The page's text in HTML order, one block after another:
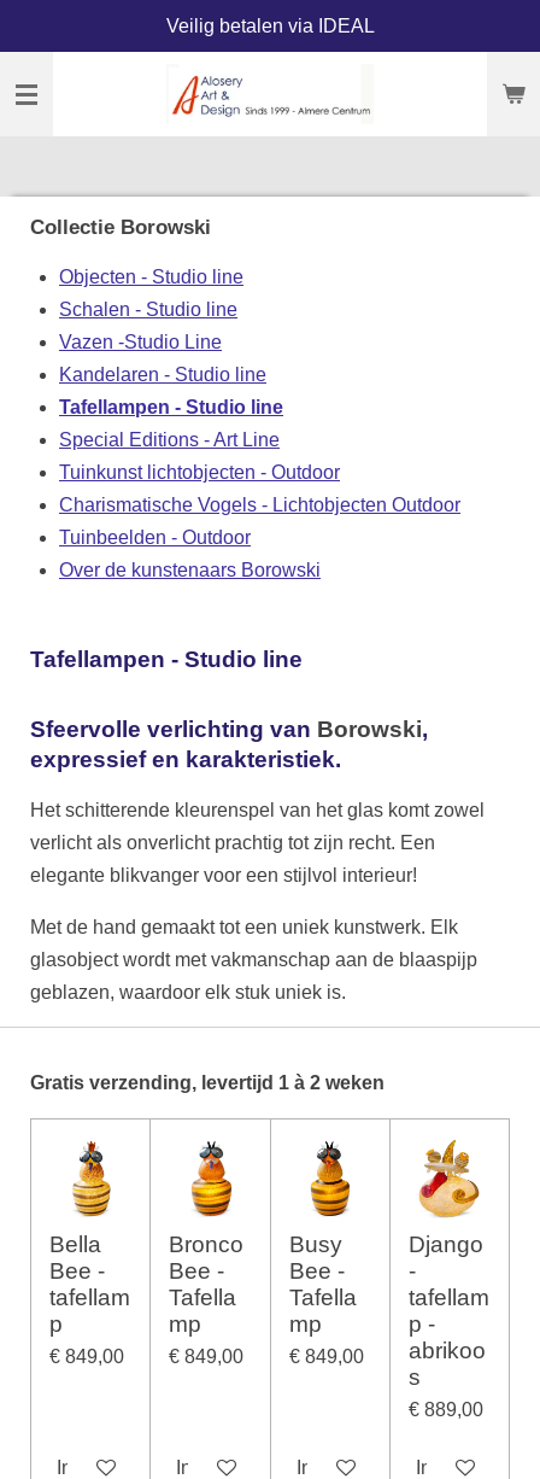
naar
Veilig betalen via IDEAL
Collectie Borowski
Objecten - Studio line
Schalen - Studio line
Vazen -Studio Line
Kandelaren - Studio line
Tafellampen - Studio line
Special Editions - Art Line
Tuinkunst lichtobjecten - Outdoor
Charismatische Vogels - Lichtobjecten Outdoor
Tuinbeelden - Outdoor
Over de kunstenaars Borowski
Tafellampen - Studio line
Sfeervolle verlichting van Borowski,
expressief en karakteristiek.
Het schitterende kleurenspel van het glas komt zowel
verlicht als onverlicht prachtig tot zijn recht. Een
elegante blikvanger voor een stijlvol interieur!
Met de hand gemaakt tot een uniek kunstwerk. Elk
glasobject wordt met vakmanschap aan de blaaspijp
geblazen, waardoor elk stuk uniek is.
Gratis verzending, levertijd 1 à 2 weken
Bella
Bee -
tafellam
p
€ 849,00
In winkelwagen
Bronco
Bee -
Tafella
mp
€ 849,00
In winkelwagen
Busy
Bee -
Tafella
mp
€ 849,00
In winkelwagen
Django
-
tafellam
p -
abrikoo
s
€ 889,00
In